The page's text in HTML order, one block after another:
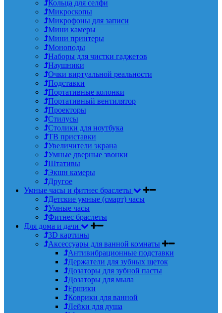
Кольца для селфи
Микроскопы
Микрофоны для записи
Мини камеры
Мини принтеры
Моноподы
Наборы для чистки гаджетов
Наушники
Очки виртуальной реальности
Подставки
Портативные колонки
Портативный вентилятор
Проекторы
Стилусы
Столики для ноутбука
ТВ приставки
Увеличители экрана
Умные дверные звонки
Штативы
Экшн камеры
Другое
Умные часы и фитнес браслеты
Детские умные (смарт) часы
Умные часы
Фитнес браслеты
Для дома и дачи
3D картины
Аксессуары для ванной комнаты
Антивибрационные подставки
Держатели для зубных щеток
Дозаторы для зубной пасты
Дозаторы для мыла
Ершики
Коврики для ванной
Лейки для душа